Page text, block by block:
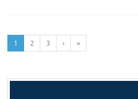
1 2 3 › »